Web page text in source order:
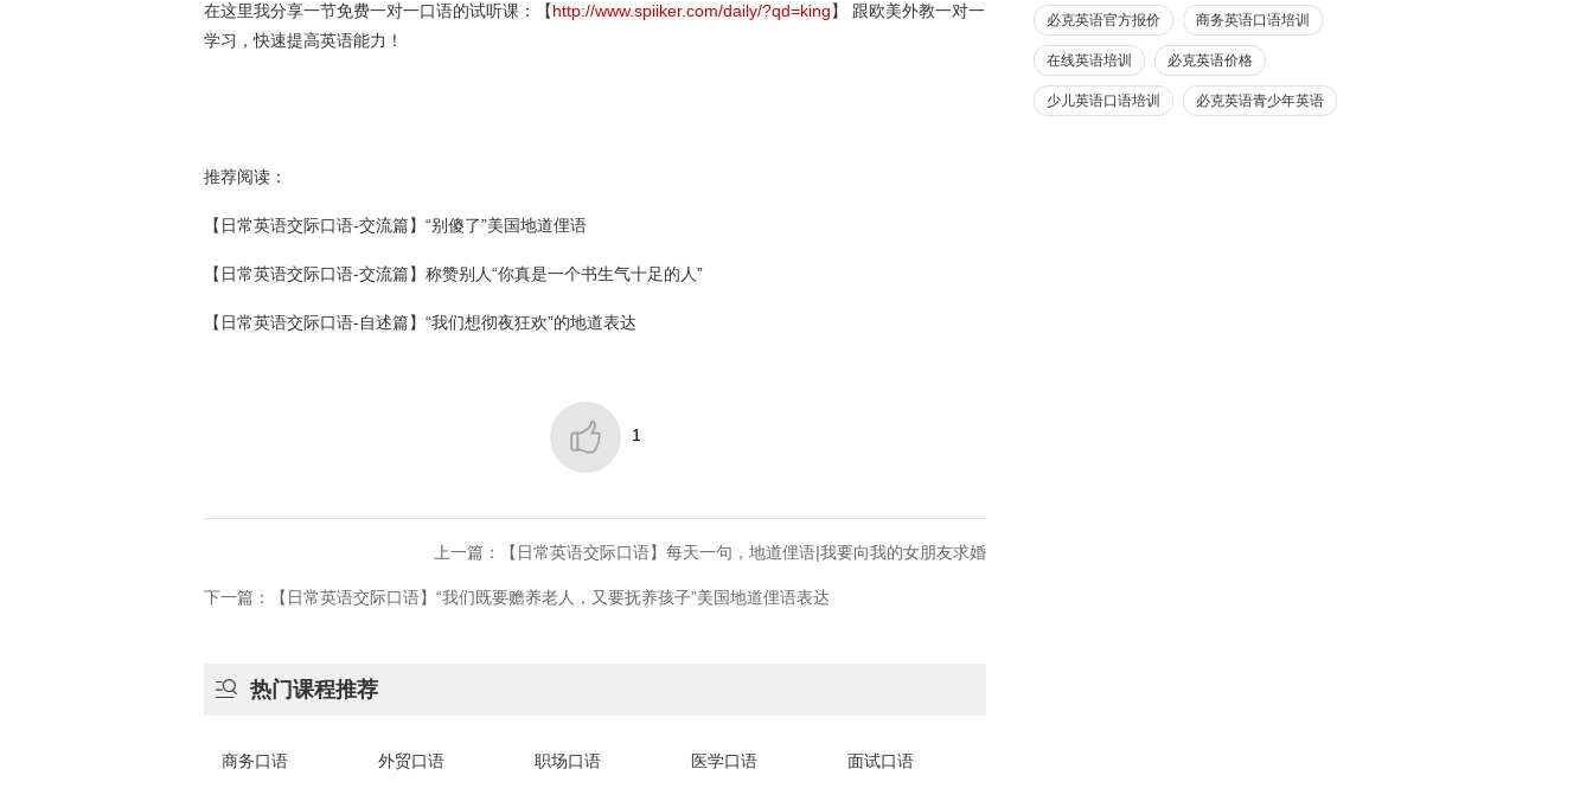
在这里我分享一节免费一对一口语的试听课：【http://www.spiiker.com/daily/?qd=king】 跟欧美外教一对一
学习，快速提高英语能力！
推荐阅读：
【日常英语交际口语-交流篇】“别傻了”美国地道俚语
【日常英语交际口语-交流篇】称赞别人“你真是一个书生气十足的人”
【日常英语交际口语-自述篇】“我们想彻夜狂欢”的地道表达
 1
上一篇：【日常英语交际口语】每天一句，地道俚语|我要向我的女朋友求婚
下一篇：【日常英语交际口语】“我们既要赡养老人，又要抚养孩子”美国地道俚语表达
 热门课程推荐
商务口语 外贸口语 职场口语 医学口语 面试口语
必克英语官方报价 商务英语口语培训
在线英语培训 必克英语价格
少儿英语口语培训 必克英语青少年英语